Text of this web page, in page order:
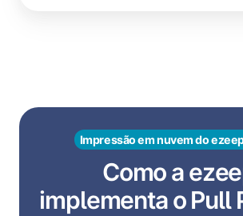
Impressão em nuvem do
Como a
implementa o Pull